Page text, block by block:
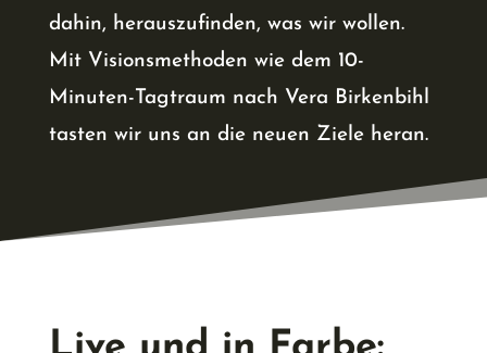
dahin, herauszufinden, was wir wollen.
Mit Visionsmethoden wie dem 10-
Minuten-Tagtraum nach Vera Birkenbihl
tasten wir uns an die neuen Ziele heran.